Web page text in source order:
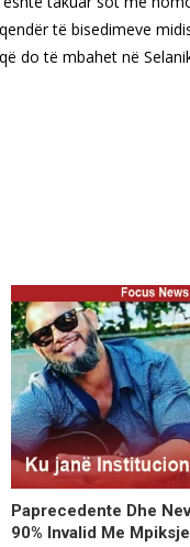
të bisedimeve
do të mbahet në
Paprecedente Dhe
90% Invalid Me